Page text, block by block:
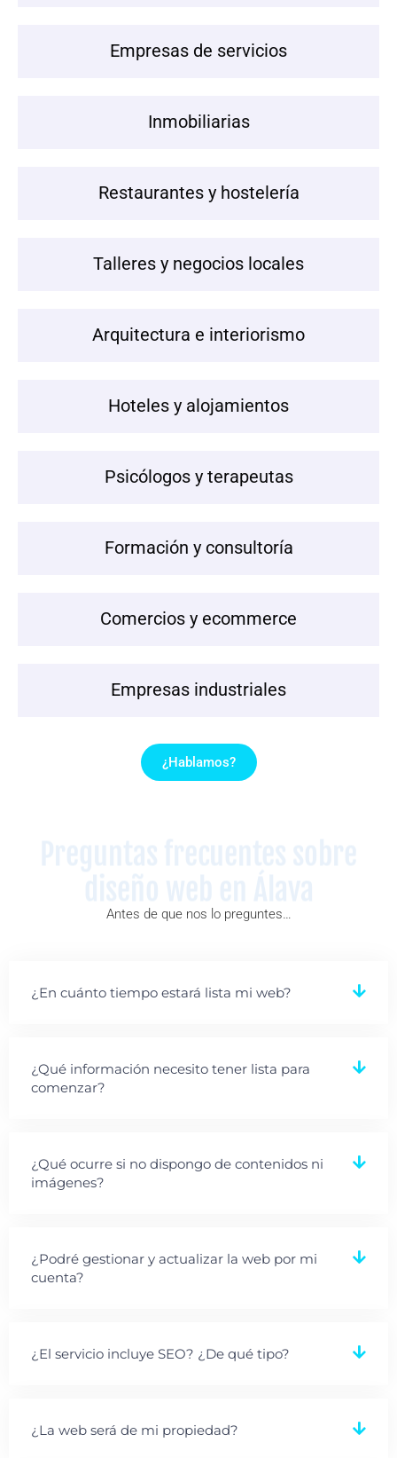
Empresas de servicios
Inmobiliarias
Restaurantes y hostelería
Talleres y negocios locales
Arquitectura e interiorismo
Hoteles y alojamientos
Psicólogos y terapeutas
Formación y consultoría
Comercios y ecommerce
Empresas industriales
¿Hablamos?
Antes de que nos lo preguntes…
¿En cuánto tiempo estará lista mi web?
¿Qué información necesito tener lista para
comenzar?
¿Qué ocurre si no dispongo de contenidos ni
imágenes?
¿Podré gestionar y actualizar la web por mi
cuenta?
¿El servicio incluye SEO? ¿De qué tipo?
¿La web será de mi propiedad?